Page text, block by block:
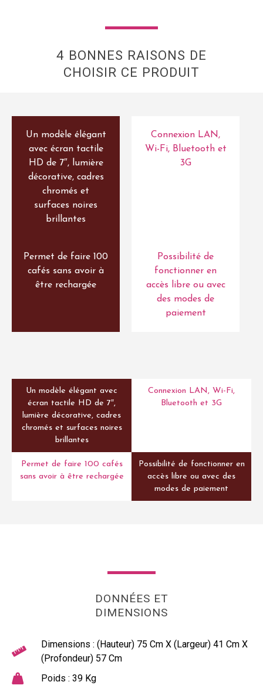
4 BONNES RAISONS DE
CHOISIR CE PRODUIT
Un modèle élégant
avec écran tactile
HD de 7″, lumière
décorative, cadres
chromés et
surfaces noires
brillantes
Connexion LAN,
Wi-Fi, Bluetooth et
3G
Permet de faire 100
cafés sans avoir à
être rechargée
Possibilité de
fonctionner en
accès libre ou avec
des modes de
paiement
Un modèle élégant avec
écran tactile HD de 7″,
lumière décorative, cadres
chromés et surfaces noires
brillantes
Connexion LAN, Wi-Fi,
Bluetooth et 3G
Permet de faire 100 cafés
sans avoir à être rechargée
Possibilité de fonctionner en
accès libre ou avec des
modes de paiement
DONNÉES ET
DIMENSIONS
Dimensions : (Hauteur) 75 Cm X (Largeur) 41 Cm X
(Profondeur) 57 Cm
Poids : 39 Kg